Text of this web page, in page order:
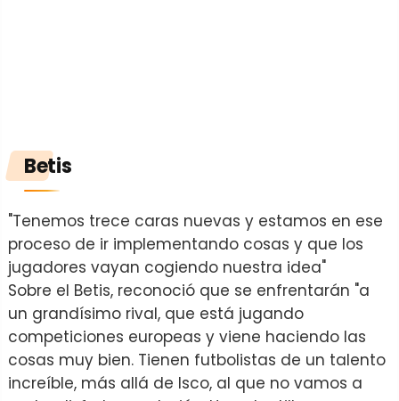
Betis
"Tenemos trece caras nuevas y estamos en ese
proceso de ir implementando cosas y que los
jugadores vayan cogiendo nuestra idea"
Sobre el Betis, reconoció que se enfrentarán "a
un grandísimo rival, que está jugando
competiciones europeas y viene haciendo las
cosas muy bien. Tienen futbolistas de un talento
increíble, más allá de Isco, al que no vamos a